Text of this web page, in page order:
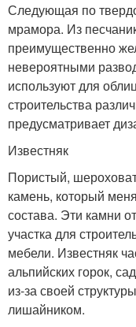
Следующая по
мрамора. Из
преимущественно
невероятными
используют для
строительства
предусматривает
Известняк
Пористый,
камень, который
состава. Эти камни
участка для
мебели. Известняк
альпийских горок,
из-за своей
лишайником.